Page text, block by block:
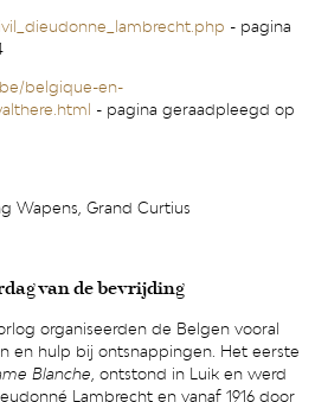
- pagina
belgique-en-
- pagina geraadpleegd op
Wapens, Grand Curtius
van de bevrijding
organiseerden de Belgen vooral
en hulp bij ontsnappingen. Het eerste
Blanche , ontstond in Luik en werd
Lambrecht en vanaf 1916 door